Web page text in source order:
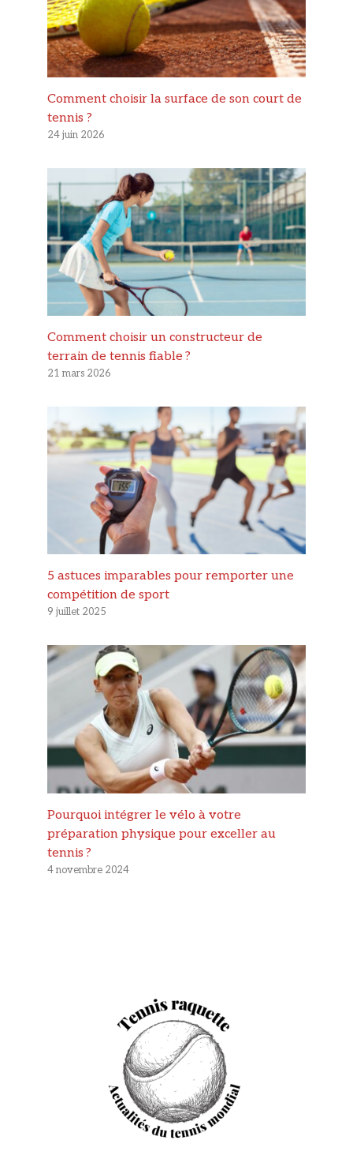
Comment choisir la surface de son court de
tennis ?
24 juin 2026
Comment choisir un constructeur de
terrain de tennis fiable ?
21 mars 2026
5 astuces imparables pour remporter une
compétition de sport
9 juillet 2025
Pourquoi intégrer le vélo à votre
préparation physique pour exceller au
tennis ?
4 novembre 2024